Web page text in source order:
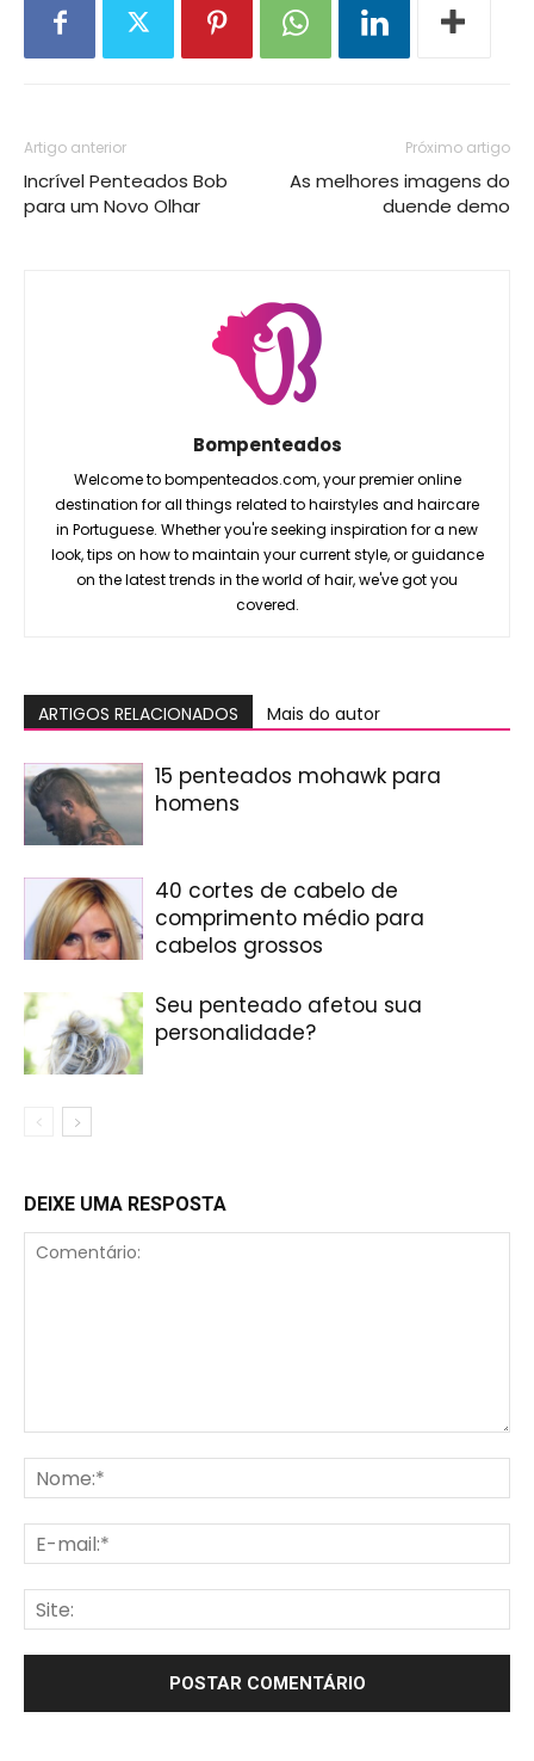
Artigo anterior
Incrível Penteados Bob
para um Novo Olhar
Próximo artigo
As melhores imagens do
duende demo
Bompenteados
Welcome to bompenteados.com, your premier online
destination for all things related to hairstyles and haircare
in Portuguese. Whether you're seeking inspiration for a new
look, tips on how to maintain your current style, or guidance
on the latest trends in the world of hair, we've got you
covered.
ARTIGOS RELACIONADOS Mais do autor
15 penteados mohawk para
homens
40 cortes de cabelo de
comprimento médio para
cabelos grossos
Seu penteado afetou sua
personalidade?
DEIXE UMA RESPOSTA